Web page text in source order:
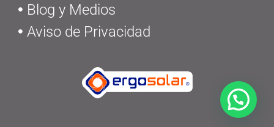
Blog y Medios
Aviso de Privacidad